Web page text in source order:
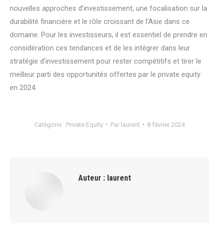
nouvelles approches d’investissement, une focalisation sur la
durabilité financière et le rôle croissant de l’Asie dans ce
domaine. Pour les investisseurs, il est essentiel de prendre en
considération ces tendances et de les intégrer dans leur
stratégie d’investissement pour rester compétitifs et tirer le
meilleur parti des opportunités offertes par le private equity
en 2024.
Catégorie : Private Equity Par laurent 8 février 2024
Auteur : laurent